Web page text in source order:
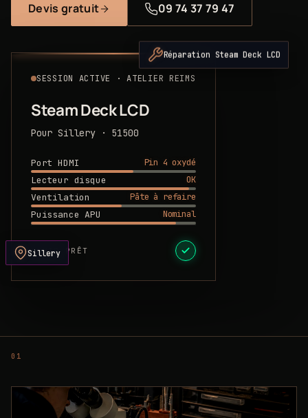
Devis gratuit 09 74 37 79 47
SESSION ACTIVE · ATELIER REIMS
Steam Deck LCD
Pour Sillery · 51500
Port HDMI
Pin 4 oxydé
Lecteur disque
OK
Ventilation
Pâte à refaire
Puissance APU
Nominal
DEVIS PRÊT
Réparation Steam Deck LCD
Sillery